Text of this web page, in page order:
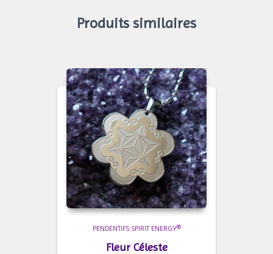
Produits similaires
PENDENTIFS SPIRIT ENERGY®
Fleur Céleste